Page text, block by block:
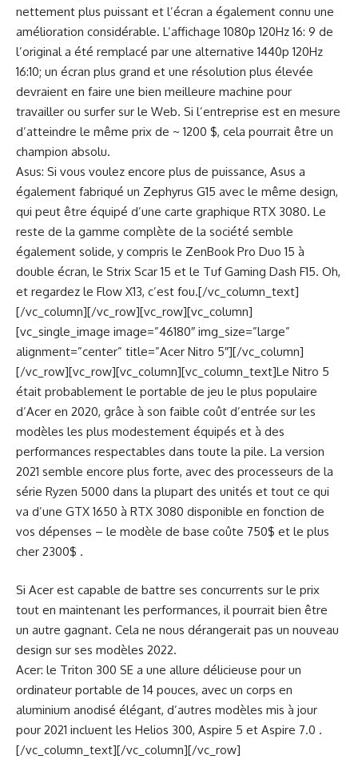
nettement plus puissant et l’écran a également connu une
amélioration considérable. L’affichage 1080p 120Hz 16: 9 de
l’original a été remplacé par une alternative 1440p 120Hz
16:10; un écran plus grand et une résolution plus élevée
devraient en faire une bien meilleure machine pour
travailler ou surfer sur le Web. Si l’entreprise est en mesure
d’atteindre le même prix de ~ 1200 $, cela pourrait être un
champion absolu.
Asus: Si vous voulez encore plus de puissance, Asus a
également fabriqué un Zephyrus G15 avec le même design,
qui peut être équipé d’une carte graphique RTX 3080. Le
reste de la gamme complète de la société semble
également solide, y compris le ZenBook Pro Duo 15 à
double écran, le Strix Scar 15 et le Tuf Gaming Dash F15. Oh,
et regardez le Flow X13, c’est fou.[/vc_column_text]
[/vc_column][/vc_row][vc_row][vc_column]
[vc_single_image image=”46180″ img_size=”large”
alignment=”center” title=”Acer Nitro 5″][/vc_column]
[/vc_row][vc_row][vc_column][vc_column_text]Le Nitro 5
était probablement le portable de jeu le plus populaire
d’Acer en 2020, grâce à son faible coût d’entrée sur les
modèles les plus modestement équipés et à des
performances respectables dans toute la pile. La version
2021 semble encore plus forte, avec des processeurs de la
série Ryzen 5000 dans la plupart des unités et tout ce qui
va d’une GTX 1650 à RTX 3080 disponible en fonction de
vos dépenses – le modèle de base coûte 750$ et le plus
cher 2300$ .
Si Acer est capable de battre ses concurrents sur le prix
tout en maintenant les performances, il pourrait bien être
un autre gagnant. Cela ne nous dérangerait pas un nouveau
design sur ses modèles 2022.
Acer: le Triton 300 SE a une allure délicieuse pour un
ordinateur portable de 14 pouces, avec un corps en
aluminium anodisé élégant, d’autres modèles mis à jour
pour 2021 incluent les Helios 300, Aspire 5 et Aspire 7.0 .
[/vc_column_text][/vc_column][/vc_row]